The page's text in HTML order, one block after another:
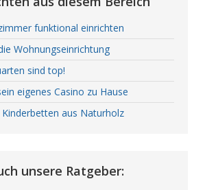
funktional einrichten
Wohnungseinrichtung
sind top!
eigenes Casino zu Hause
aus Naturholz
unsere Ratgeber: